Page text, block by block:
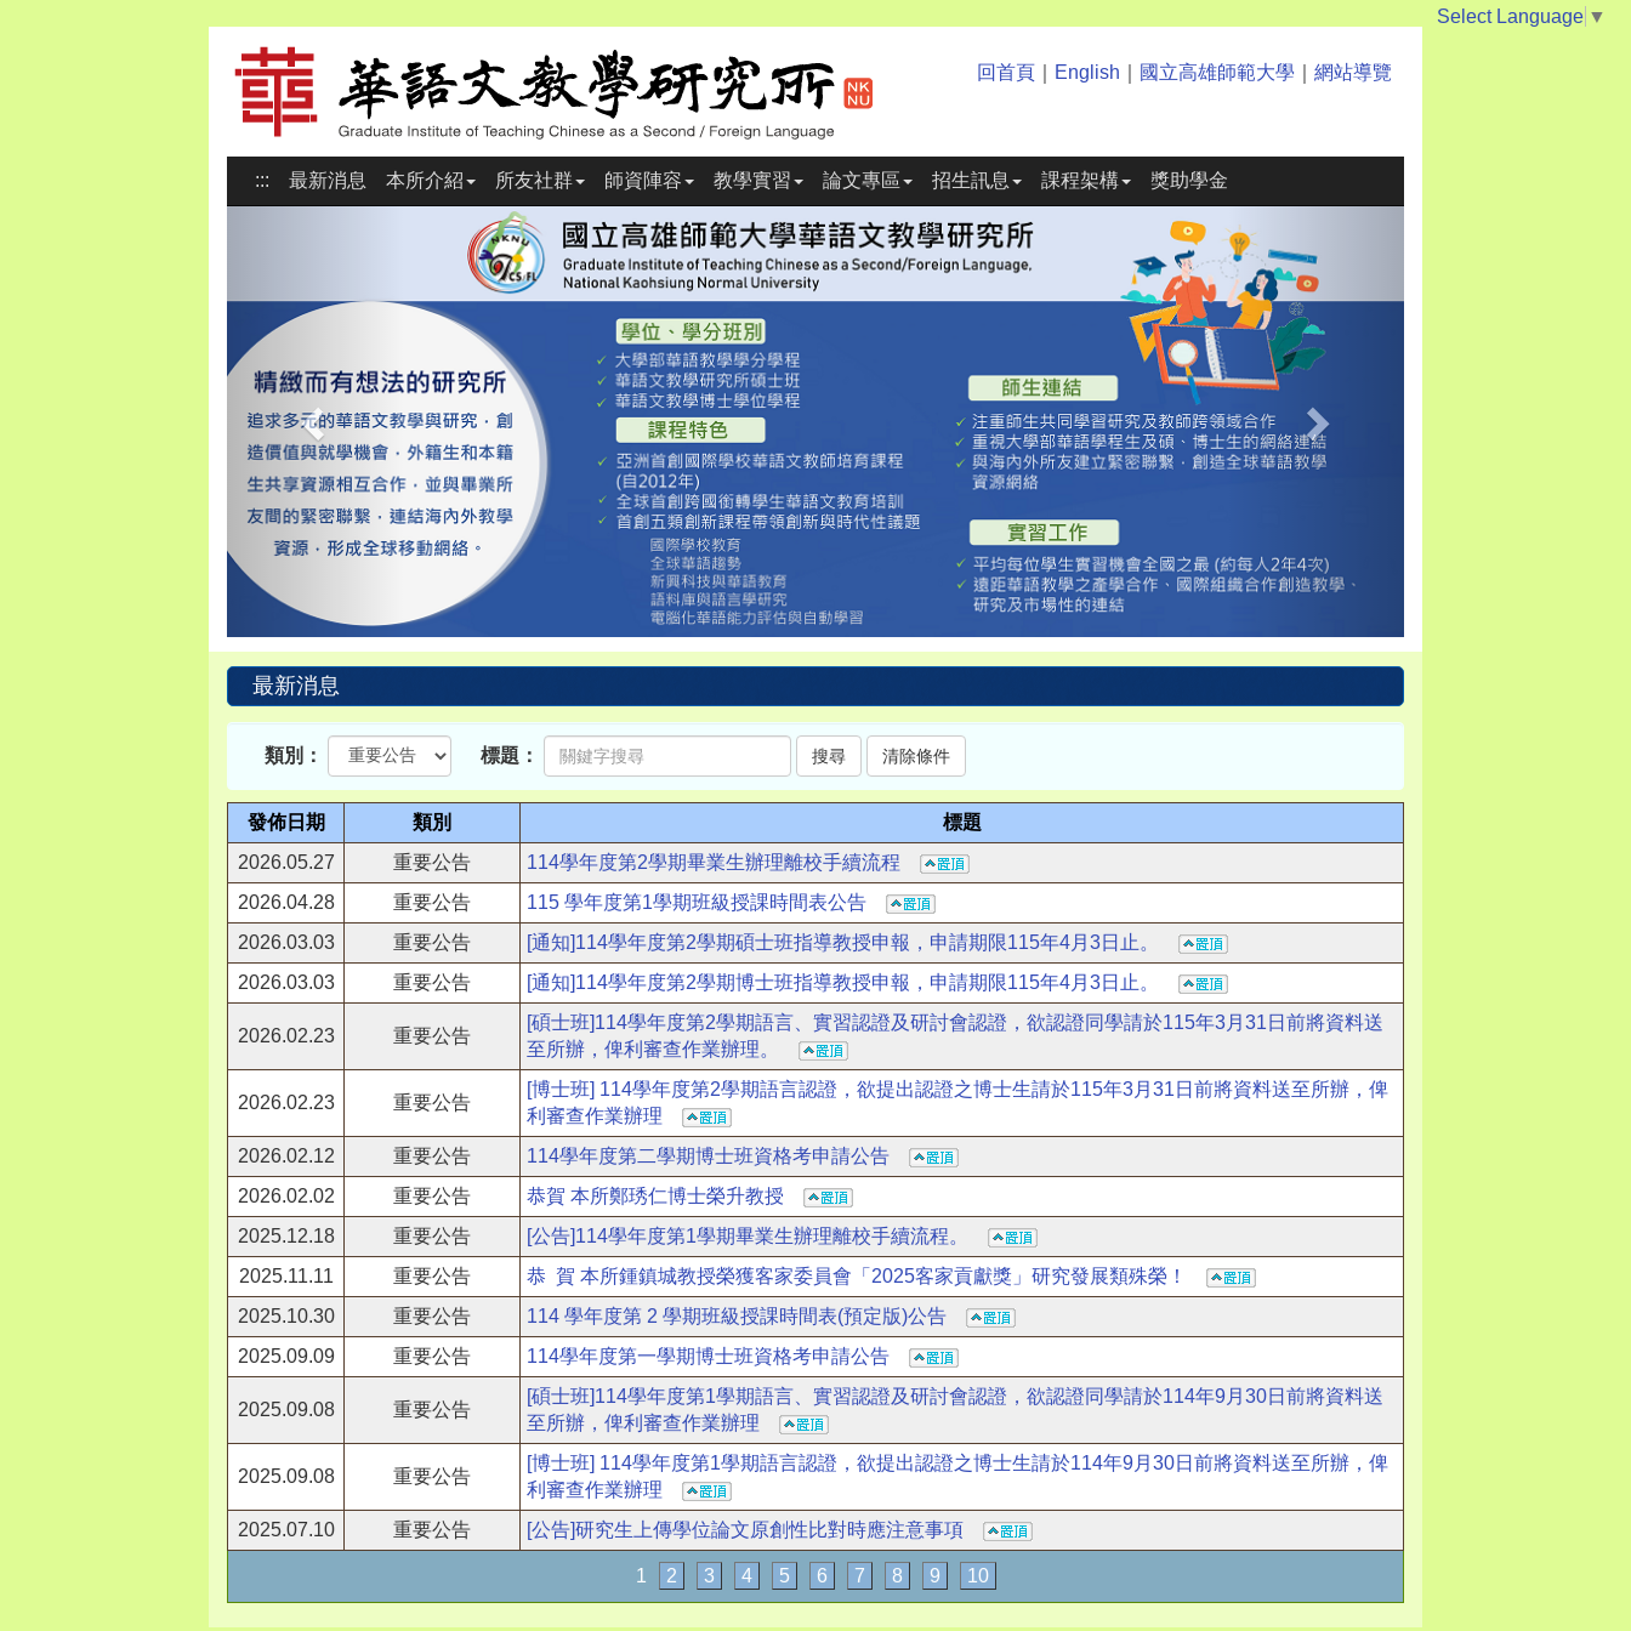
Select Language ▼
回首頁 English 國立高雄師範大學 網站導覽
::: 最新消息 本所介紹 所友社群 師資陣容 教學實習 論文專區 招生訊息 課程架構 獎助學金
最新消息
類別： 標題：
發佈日期 類別
標題
2026.05.27
重要公告
114學年度第2學期畢業生辦理離校手續流程
2026.04.28
重要公告
115 學年度第1學期班級授課時間表公告
2026.03.03
重要公告
[通知]114學年度第2學期碩士班指導教授申報，申請期限115年4月3日止。
2026.03.03
重要公告 [通知]114學年度第2學期博士班指導教授申報，申請期限115年4月3日止。
2026.02.23 重要公告
[碩士班]114學年度第2學期語言、實習認證及研討會認證，欲認證同學請於115年3月31日前將資料送
至所辦，俾利審查作業辦理。
2026.02.23 重要公告
[博士班] 114學年度第2學期語言認證，欲提出認證之博士生請於115年3月31日前將資料送至所辦，俾
利審查作業辦理
2026.02.12
重要公告
114學年度第二學期博士班資格考申請公告
2026.02.02
重要公告
恭賀 本所鄭琇仁博士榮升教授
2025.12.18
重要公告
[公告]114學年度第1學期畢業生辦理離校手續流程。
2025.11.11
重要公告
恭 賀 本所鍾鎮城教授榮獲客家委員會「2025客家貢獻獎」研究發展類殊榮！
2025.10.30
重要公告
114 學年度第 2 學期班級授課時間表(預定版)公告
2025.09.09
重要公告 114學年度第一學期博士班資格考申請公告
2025.09.08 重要公告
[碩士班]114學年度第1學期語言、實習認證及研討會認證，欲認證同學請於114年9月30日前將資料送
至所辦，俾利審查作業辦理
2025.09.08 重要公告
[博士班] 114學年度第1學期語言認證，欲提出認證之博士生請於114年9月30日前將資料送至所辦，俾
利審查作業辦理
2025.07.10
重要公告 [公告]研究生上傳學位論文原創性比對時應注意事項
1 2 3 4 5 6 7 8 9 10